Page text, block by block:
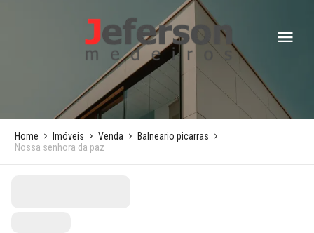
Home Imóveis Venda
Balneario picarras
Nossa senhora da paz